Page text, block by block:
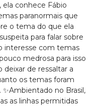
conhece Fábio
paranormais que
o tema do que ela
para falar sobre
interesse com temas
medrosa para isso
deixar de ressaltar a
os temas foram
no Brasil,
as linhas permitidas